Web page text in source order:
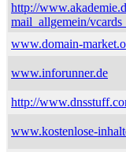
http://
mail_allgemein/
www.domain-
www.inforunner.de
http://
www.kostenlose-